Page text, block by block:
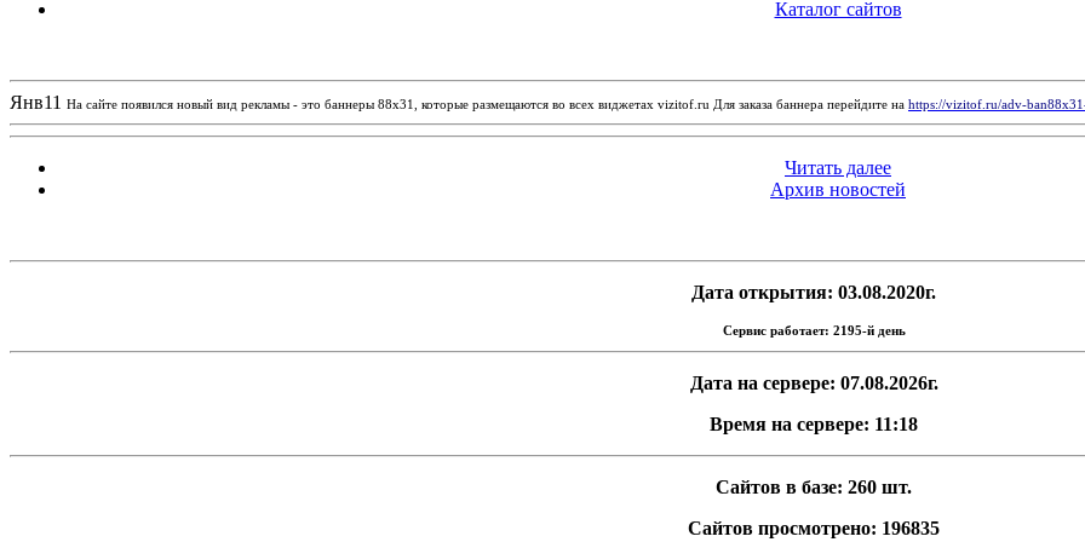
Каталог сайтов
Янв11 На сайте появился новый вид рекламы - это баннеры 88х31, которые размещаются во всех виджетах vizitof.ru Для заказа баннера перейдите на https://vizitof.ru/adv-
Читать далее
Архив новостей
Дата открытия: 03.08.2020г.
Сервис работает: 2195-й день
Дата на сервере: 07.08.2026г.
Время на сервере: 11:18
Сайтов в базе: 260 шт.
Сайтов просмотрено: 196835